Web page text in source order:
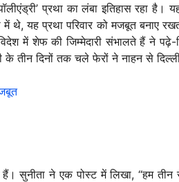
प्रथा का लंबा इतिहास
प्रथा परिवार को मजबूत बनाए
में शेफ की जिम्मेदारी संभालते हैं ने
के तीन दिनों तक चले फेरों ने नाहन से
ने एक पोस्ट में लिखा, “हम तीन